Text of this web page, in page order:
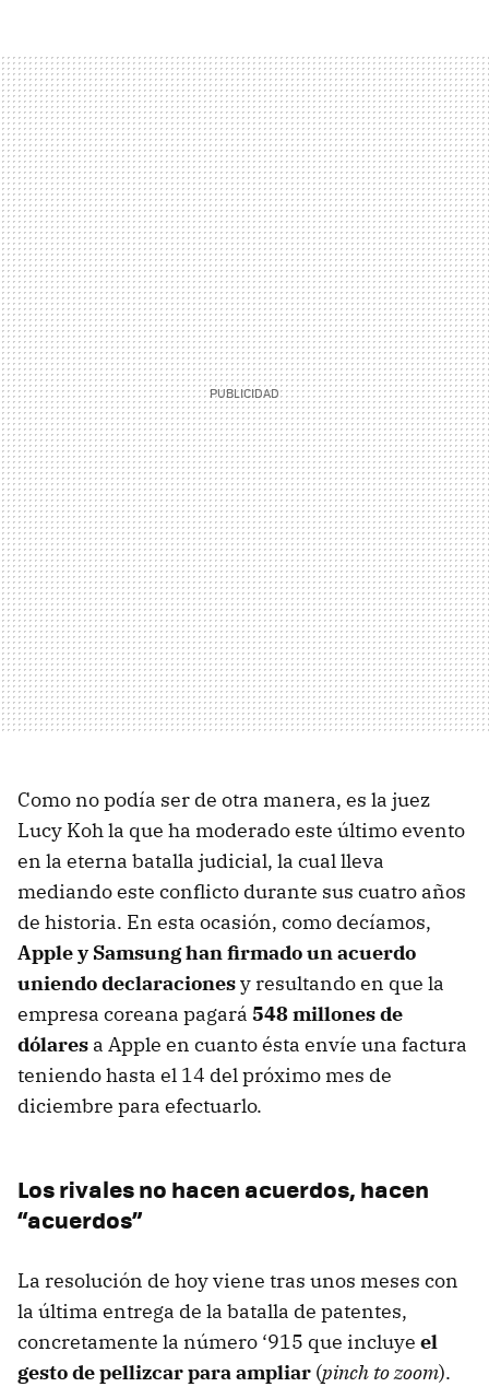
Como no podía ser de otra manera, es la juez
Lucy Koh la que ha moderado este último evento
en la eterna batalla judicial, la cual lleva
mediando este conflicto durante sus cuatro años
de historia. En esta ocasión, como decíamos,
Apple y Samsung han firmado un acuerdo
uniendo declaracionesy resultando en que la
empresa coreana pagará 548 millones de
dólares a Apple en cuanto ésta envíe una factura
teniendo hasta el 14 del próximo mes de
diciembre para efectuarlo.
Los rivales no hacen acuerdos, hacen
“acuerdos”
La resolución de hoy viene tras unos meses con
la última entrega de la batalla de patentes,
concretamente la número ‘915 que incluye el
gesto de pellizcar para ampliar (pinch to zoom).